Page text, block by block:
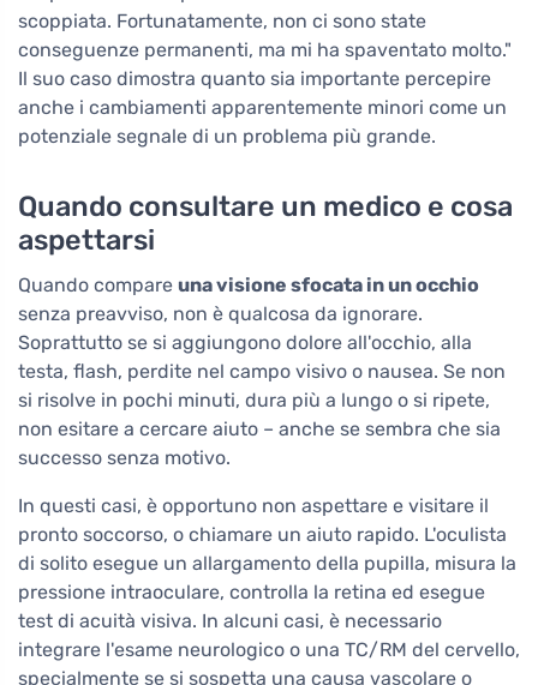
scoppiata. Fortunatamente, non ci sono state
conseguenze permanenti, ma mi ha spaventato molto."
Il suo caso dimostra quanto sia importante percepire
anche i cambiamenti apparentemente minori come un
potenziale segnale di un problema più grande.
Quando consultare un medico e cosa
aspettarsi
Quando compare una visione sfocata in un occhio
senza preavviso, non è qualcosa da ignorare.
Soprattutto se si aggiungono dolore all'occhio, alla
testa, flash, perdite nel campo visivo o nausea. Se non
si risolve in pochi minuti, dura più a lungo o si ripete,
non esitare a cercare aiuto – anche se sembra che sia
successo senza motivo.
In questi casi, è opportuno non aspettare e visitare il
pronto soccorso, o chiamare un aiuto rapido. L'oculista
di solito esegue un allargamento della pupilla, misura la
pressione intraoculare, controlla la retina ed esegue
test di acuità visiva. In alcuni casi, è necessario
integrare l'esame neurologico o una TC/RM del cervello,
specialmente se si sospetta una causa vascolare o